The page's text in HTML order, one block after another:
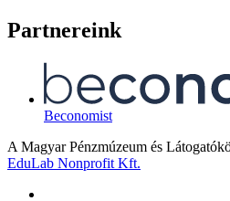
Partnereink
Beconomist
A Magyar Pénzmúzeum és
EduLab Nonprofit Kft.